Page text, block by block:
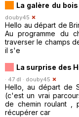
La galère du
douby45
Hello au départ de
Au programme du
traverser le champs
il s'e
La surprise des
· 47 dl · douby45
Hello, au départ de
(c'est un vrai
de chemin roulant ,
récupérer car